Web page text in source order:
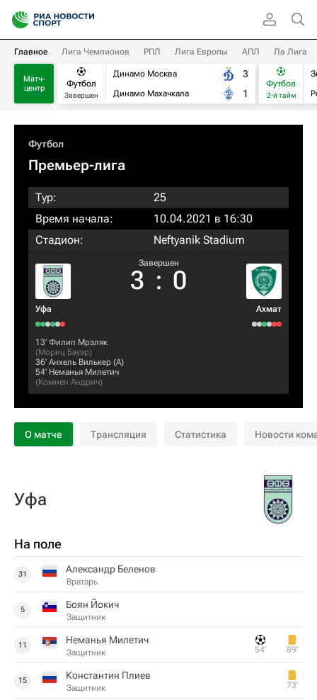
Главное Лига Чемпионов РПЛ Лига Европы АПЛ Ла Лига
Матч-
центр
Футбол
Завершен
Динамо Москва
Динамо Махачкала
3
1
Футбол
2-й тайм
Футбол
Премьер-лига
Тур:
25
Время начала:
10.04.2021 в 16:30
Стадион:
Neftyanik Stadium
Уфа
Завершен
3 : 0
Ахмат
13‎’‎ Филип Мрзляк
(Мориц Бауэр)
36‎’‎ Анхель Вилькер (А)
54‎’‎ Неманья Милетич
(Комнен Андрич)
О матче Трансляция Статистика Новости
Уфа
На поле
31 Александр Беленов
Вратарь
5 Боян Йокич
Защитник
11 Неманья Милетич
Защитник 54‎’‎ 89‎’‎
15 Константин Плиев
Защитник 73‎’‎